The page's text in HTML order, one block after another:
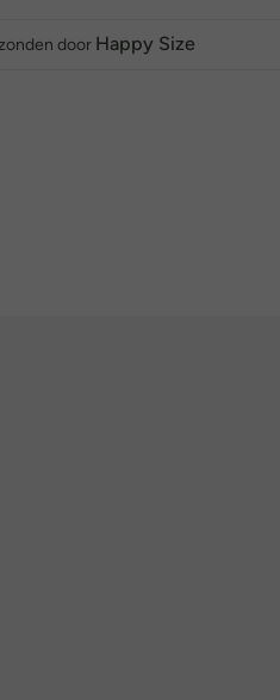
door Happy Size